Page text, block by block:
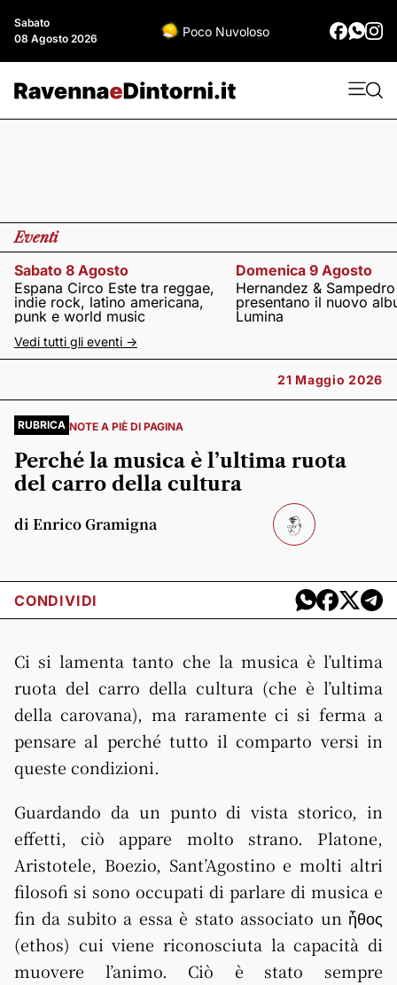
Sabato
08 Agosto 2026
Poco Nuvoloso
Eventi
Sabato 8 Agosto
Espana Circo Este tra reggae,
indie rock, latino americana,
punk e world music
Domenica 9 Agosto
Hernandez & Sampedro
presentano il nuovo
Lumina
Vedi tutti gli eventi ->
21 Maggio 2026
RUBRICA NOTE A PIÈ DI PAGINA
Perché la musica è l’ultima ruota
del carro della cultura
di Enrico Gramigna
CONDIVIDI
Ci si lamenta tanto che la musica è l’ultima
ruota del carro della cultura (che è l’ultima
della carovana), ma raramente ci si ferma a
pensare al perché tutto il comparto versi in
queste condizioni.
Guardando da un punto di vista storico, in
effetti, ciò appare molto strano. Platone,
Aristotele, Boezio, Sant’Agostino e molti altri
filosofi si sono occupati di parlare di musica e
fin da subito a essa è stato associato un ἦθος
(ethos) cui viene riconosciuta la capacità di
muovere l’animo. Ciò è stato sempre